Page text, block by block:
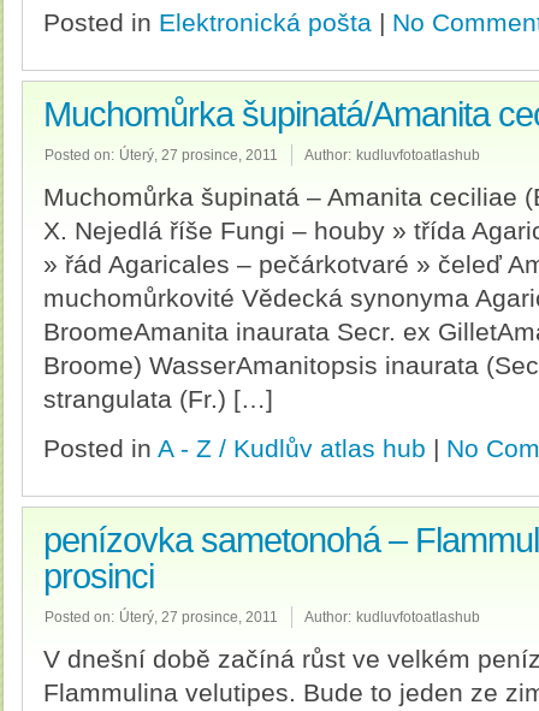
Posted in Elektronická pošta | No
Muchomůrka šupinatá/Amanita
Posted on: Úterý, 27 prosince, 2011 Author: kudluvfotoatlashub
Muchomůrka šupinatá – Amanita ceciliae
X. Nejedlá říše Fungi – houby » třída
» řád Agaricales – pečárkotvaré » čeleď
muchomůrkovité Vědecká synonyma
BroomeAmanita inaurata Secr. ex
Broome) WasserAmanitopsis inaurata
strangulata (Fr.) […]
Posted in A - Z / Kudlův atlas hub | No
penízovka sametonohá –
prosinci
Posted on: Úterý, 27 prosince, 2011 Author: kudluvfotoatlashub
V dnešní době začíná růst ve velkém
Flammulina velutipes. Bude to jeden ze